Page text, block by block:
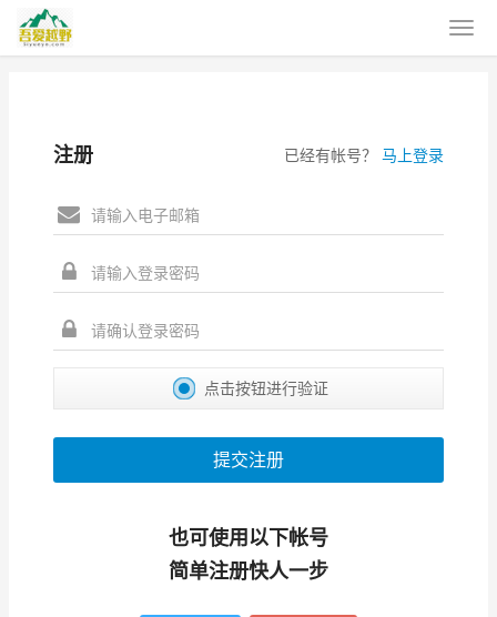
注册 已经有帐号？ 马上登录
点击按钮进行验证
也可使用以下帐号
简单注册快人一步